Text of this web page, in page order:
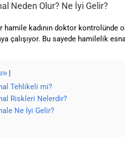
Neden Olur? Ne İyi Gelir?
hamile kadının doktor kontrolünde
çalışıyor. Bu sayede hamilelik
Tehlikeli mi?
Riskleri Nelerdir?
Ne İyi Gelir?